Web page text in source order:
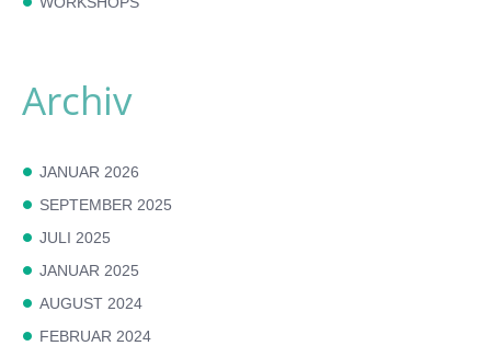
Archiv
JANUAR 2026
SEPTEMBER 2025
JULI 2025
JANUAR 2025
AUGUST 2024
FEBRUAR 2024